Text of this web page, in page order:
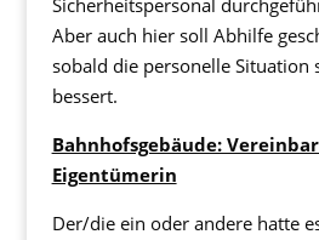
Sicherheitspersonal
Aber auch hier soll Abhilfe
sobald die personelle Situation
bessert.
Bahnhofsgebäude:
Eigentümerin
Der/die ein oder andere hatte